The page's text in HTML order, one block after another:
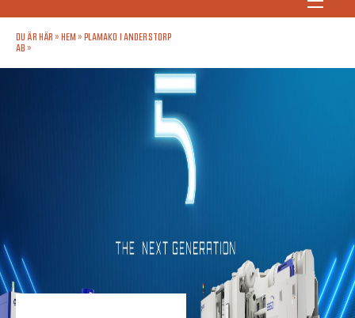
DU ÄR HÄR » HEM » PLAMAKO I ANDERSTORP
AB »